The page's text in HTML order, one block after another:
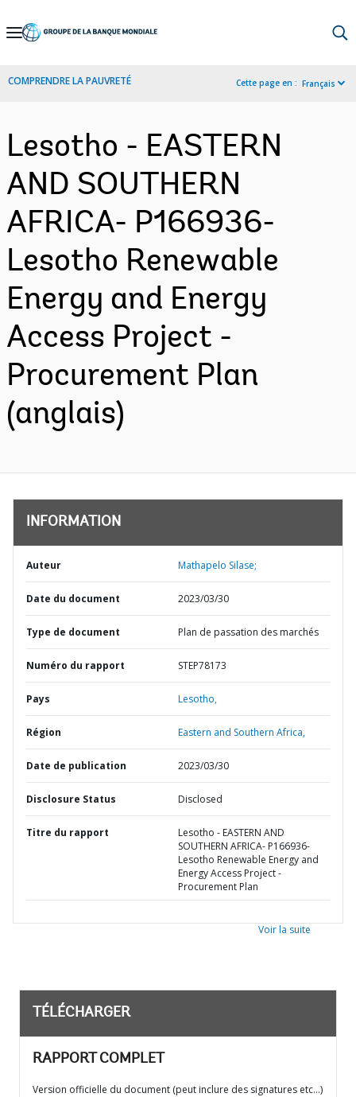
Skip
Navigation
COMPRENDRE LA PAUVRETÉ Cette page en : Français
Lesotho - EASTERN
AND SOUTHERN
AFRICA- P166936-
Lesotho Renewable
Energy and Energy
Access Project -
Procurement Plan
(anglais)
INFORMATION
Auteur Mathapelo Silase;
Date du document 2023/03/30
Type de document Plan de passation des marchés
Numéro du rapport STEP78173
Pays Lesotho,
Région Eastern and Southern Africa,
Date de publication 2023/03/30
Disclosure Status Disclosed
Titre du rapport
Lesotho - EASTERN AND
SOUTHERN AFRICA- P166936-
Lesotho Renewable Energy and
Energy Access Project -
Procurement Plan
Voir la suite
TÉLÉCHARGER
RAPPORT COMPLET
Version officielle du document (peut inclure des signatures etc…)